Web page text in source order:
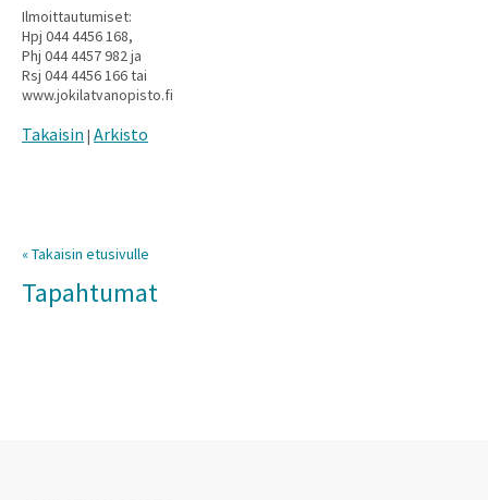
Ilmoittautumiset:
Hpj 044 4456 168,
Phj 044 4457 982 ja
Rsj 044 4456 166 tai
www.jokilatvanopisto.fi
Takaisin | Arkisto
« Takaisin etusivulle
Tapahtumat